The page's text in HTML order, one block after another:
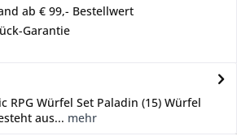
ab € 99,- Bestellwert
Garantie
RPG Würfel Set Paladin (15) Würfel
aus... mehr